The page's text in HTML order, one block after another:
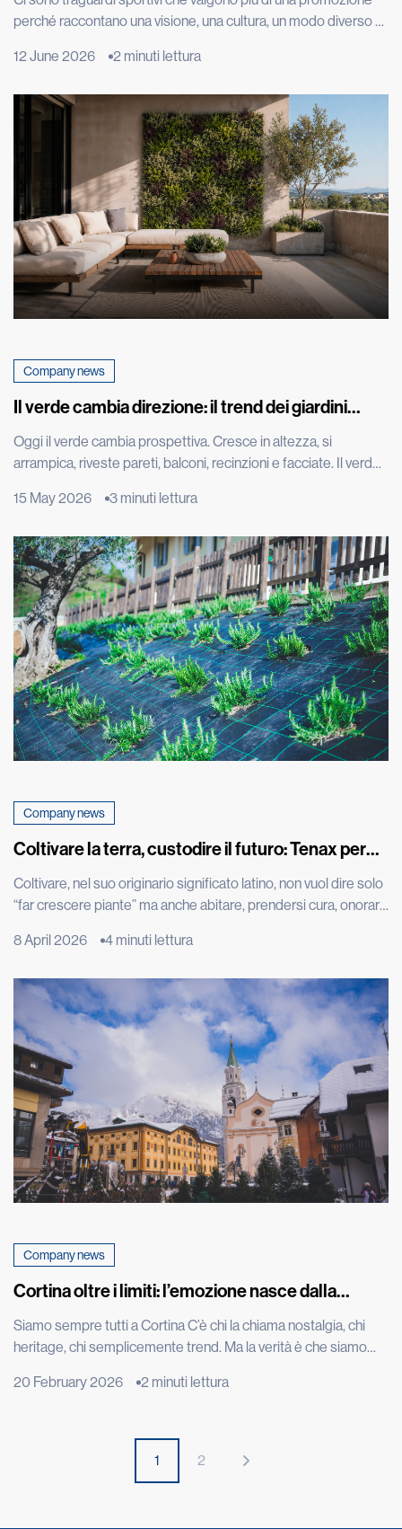
A1 della squadra di basket femminile di Costa
Masnaga
perché raccontano una visione, una cultura, un modo diverso di
Masnaga, squadra di basket femminile di cui siamo sponsor, è
tecnica e spirito di squadra, ma […]
12 June 2026 2 minuti lettura
Company news
Il verde cambia direzione: il trend dei giardini
Oggi il verde cambia prospettiva. Cresce in altezza, si
arrampica, riveste pareti, balconi, recinzioni e facciate. Il verde
nuovo, trasformando muri, tetti e spazi verticali in paesaggi da
dall’incontro tra design, architettura e bisogno di […]
15 May 2026 3 minuti lettura
Company news
Coltivare la terra, custodire il futuro: Tenax per
Coltivare, nel suo originario significato latino, non vuol dire solo
“far crescere piante” ma anche abitare, prendersi cura, onorare
dell’intenzione ancora prima del gesto: creare le condizioni
L’orto è molto più di uno spazio produttivo: […]
8 April 2026 4 minuti lettura
Company news
Cortina oltre i limiti: l’emozione nasce dalla
Siamo sempre tutti a Cortina C’è chi la chiama nostalgia, chi
heritage, chi semplicemente trend. Ma la verità è che siamo
fa, quando Kristian Ghedina, rockstar della discesa libera che
20 February 2026 2 minuti lettura
1 2